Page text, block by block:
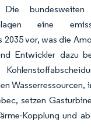
Die
eine
2035 vor, was die
Entwickler dazu
Wasserressourcen,
setzen
Kopplung und